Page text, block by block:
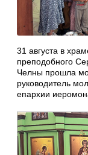
31 августа в
преподобного
Челны прошла
руководитель
епархии